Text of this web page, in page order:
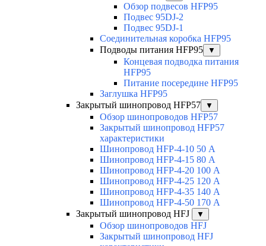
Обзор подвесов HFP95
Подвес 95DJ-2
Подвес 95DJ-1
Соединительная коробка HFP95
Подводы питания HFP95
▼
Концевая подводка питания
HFP95
Питание посередине HFP95
Заглушка HFP95
Закрытый шинопровод HFP57
▼
Обзор шинопроводов HFP57
Закрытый шинопровод HFP57
характеристики
Шинопровод HFP-4-10 50 А
Шинопровод HFP-4-15 80 А
Шинопровод HFP-4-20 100 А
Шинопровод HFP-4-25 120 А
Шинопровод HFP-4-35 140 А
Шинопровод HFP-4-50 170 А
Закрытый шинопровод HFJ
▼
Обзор шинопроводов HFJ
Закрытый шинопровод HFJ